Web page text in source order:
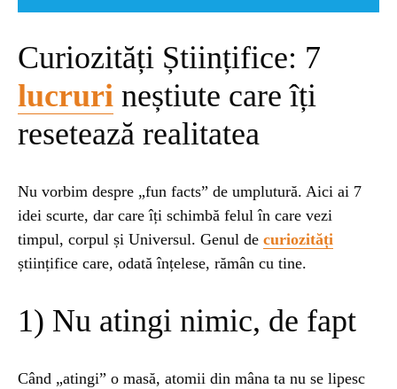
Curiozități Științifice: 7
lucruri neștiute care îți
resetează realitatea
Nu vorbim despre „fun facts” de umplutură. Aici ai 7
idei scurte, dar care îți schimbă felul în care vezi
timpul, corpul și Universul. Genul de curiozități
științifice care, odată înțelese, rămân cu tine.
1) Nu atingi nimic, de fapt
Când „atingi” o masă, atomii din mâna ta nu se lipesc
OAMENI
INSTALEAZ
APLICATIA
ȘTIINȚA 1 year ago
Pământului: Mit sau Realitate?